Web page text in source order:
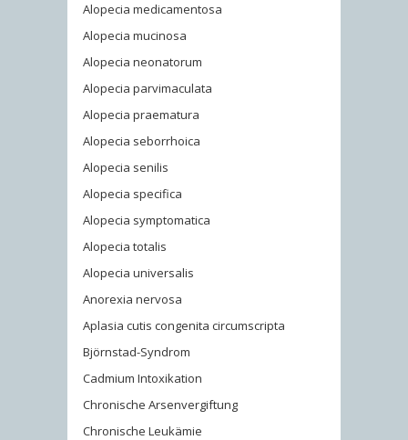
Alopecia medicamentosa
Alopecia mucinosa
Alopecia neonatorum
Alopecia parvimaculata
Alopecia praematura
Alopecia seborrhoica
Alopecia senilis
Alopecia specifica
Alopecia symptomatica
Alopecia totalis
Alopecia universalis
Anorexia nervosa
Aplasia cutis congenita circumscripta
Björnstad-Syndrom
Cadmium Intoxikation
Chronische Arsenvergiftung
Chronische Leukämie